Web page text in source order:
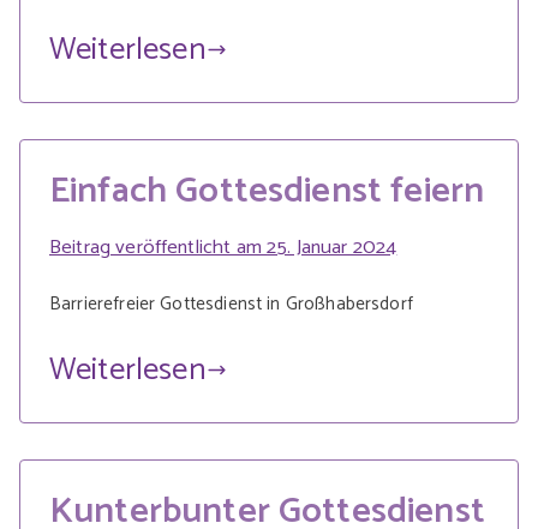
Weiterlesen
Einfach Gottesdienst feiern
Beitrag veröffentlicht am25. Januar 2024
Barrierefreier Gottesdienst in Großhabersdorf
Weiterlesen
Kunterbunter Gottesdienst